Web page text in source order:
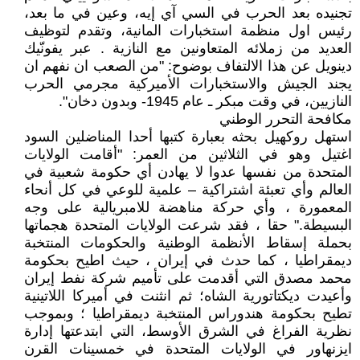
تجنيده بعد الحرب في السي آي إيه، وعين في ما بعد،
رئيس اول منظمة استخبارات المانية، وتقدم لتوظيف
العديد من زملائه المتعاونين مع النازية . عبر يفونّيك
دينويل عن هذا الالتفاف بوضوح: "من الصعب ان نفهم ان
يجند الجيش والاستخبارات الأميركية مجرمي الحرب
النازيين، في وقت مبكر ـ عام 1945- وبدون دخان".
مكافحة التحرر الوطني
استهل روكهيل بحثه بعبارة كتبها أحدا المناضلين السود
اغتيل وهو في الثلاثين من العمر: "أقامت الولايات
المتحدة من نفسها عدوا لا يهادن أي حكومة شعبية في
العالم وأي تعبئة اشتراكية – علمية للوعي في كل أنحاء
المعمورة ، وأي حركة مناهضة للامبريالية على وجه
البسيطة." حقا ، فقد شرعت الولايات المتحدة هجماتها
بحملة إسقاط الأنظمة الوطنية والحكومات المنتخبة
ديمقراطيا ، كما حدث في إيران ، حيث اطيح بحكومة
محمد مصدق التي أقدمت على تأميم شركة نفط إيران
وأعيدت ديكتاتورية الشاه؛ ثم انثنت في أميركا اللاتينية
تطيح بحكومة هندوراس المنتخبة ديمقراطيا ؛ وبموجب
نظرية الفراغ في الشرق الأوسط، التي ابتدعتها إدارة
ايزنهاور في الولايات المتحدة في خمسينات القرن